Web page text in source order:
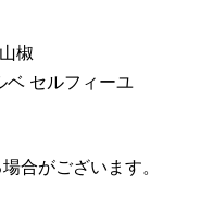
椒
ベ セルフィーユ
合がございます。